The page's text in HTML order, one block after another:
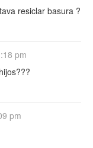
resiclar basura ?
pm
pm